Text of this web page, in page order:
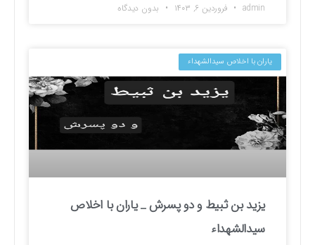
admin فروردین ۶, ۱۴۰۳ بدون دیدگاه
یاران با اخلاص سیدالشهداء
یزید بن ثبیط و دو پسرش _ یاران با اخلاص
سیدالشهداء